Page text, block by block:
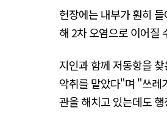
현장에는 내부가 훤히
해 2차 오염으로 이어질
지인과 함께 저동항을
악취를 맡았다"며 "쓰레
관을 해치고 있는데도